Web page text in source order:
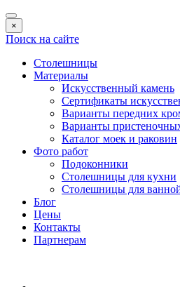
×
Поиск на сайте
Столешницы
Материалы
Искусственный камень
Сертификаты
Варианты передних
Варианты
Каталог моек и раковин
Фото работ
Подоконники
Столешницы для кухни
Столешницы для
Блог
Цены
Контакты
Партнерам